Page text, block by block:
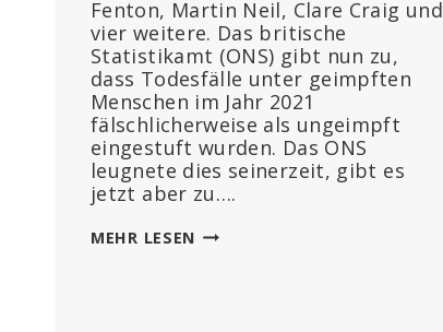
Fenton, Martin Neil, Clare Craig und
vier weitere. Das britische
Statistikamt (ONS) gibt nun zu,
dass Todesfälle unter geimpften
Menschen im Jahr 2021
fälschlicherweise als ungeimpft
eingestuft wurden. Das ONS
leugnete dies seinerzeit, gibt es
jetzt aber zu….
MEHR LESEN GEIMPFTE